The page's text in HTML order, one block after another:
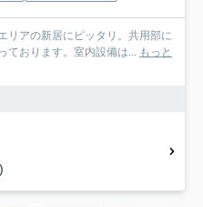
リアの新居にピッタリ。共用部に
ております。室内設備は... もっと